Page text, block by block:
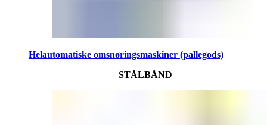
Helautomatiske omsnøringsmaskiner (pallegods)
STÅLBÅND